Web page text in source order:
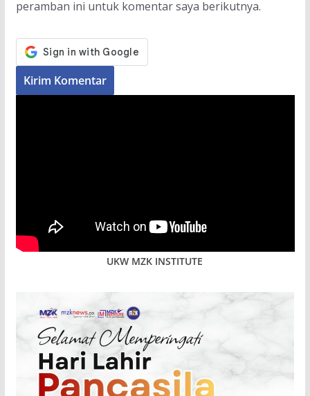
peramban ini untuk komentar saya berikutnya.
UKW MZK INSTITUTE